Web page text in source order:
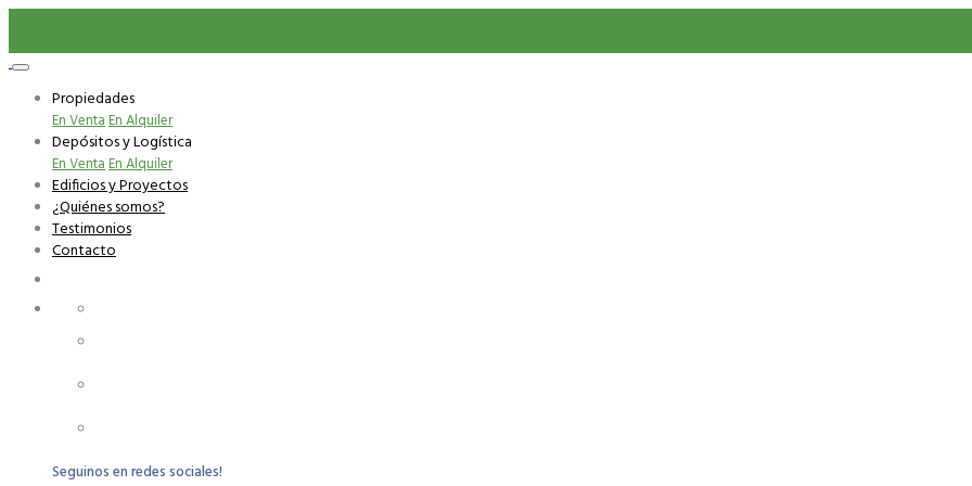
Propiedades
En VentaEn Alquiler
Depósitos y Logística
En VentaEn Alquiler
Edificios y Proyectos
¿Quiénes somos?
Testimonios
Contacto
Seguinos en redes sociales!